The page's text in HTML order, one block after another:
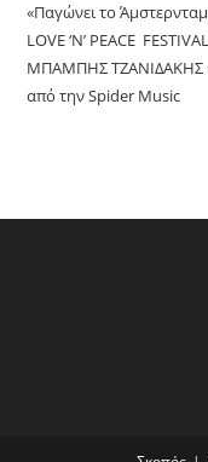
«Παγώνει το
LOVE ‘N’ PEACE
ΜΠΑΜΠΗΣ ΤΖΑΝΙΔΑΚΗΣ
από την Spider Music